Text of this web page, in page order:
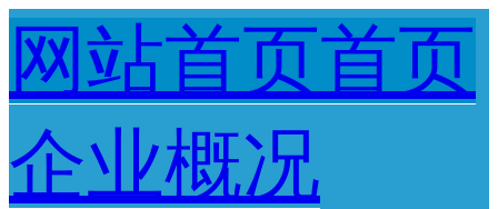
网站首页首页
企业概况